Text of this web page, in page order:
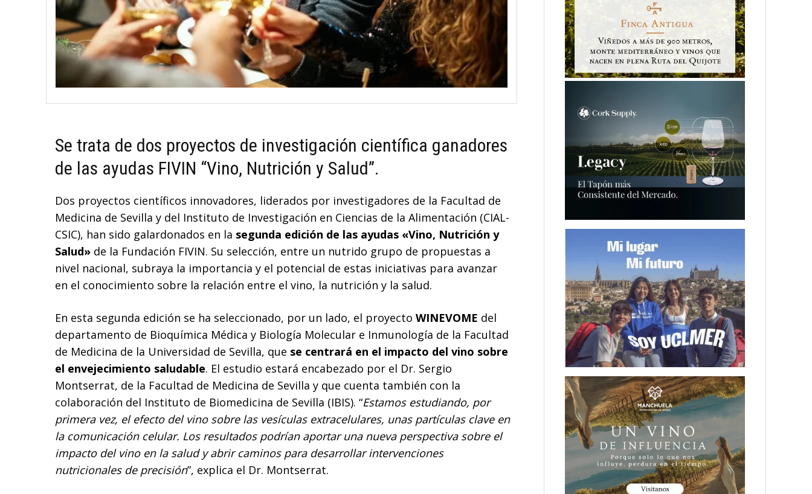
Se trata de dos proyectos de investigación científica ganadores
de las ayudas FIVIN “Vino, Nutrición y Salud”.
Dos proyectos científicos innovadores, liderados por investigadores de la Facultad de
Medicina de Sevilla y del Instituto de Investigación en Ciencias de la Alimentación (CIAL-
CSIC), han sido galardonados en la segunda edición de las ayudas «Vino, Nutrición y
Salud» de la Fundación FIVIN. Su selección, entre un nutrido grupo de propuestas a
nivel nacional, subraya la importancia y el potencial de estas iniciativas para avanzar
en el conocimiento sobre la relación entre el vino, la nutrición y la salud.
En esta segunda edición se ha seleccionado, por un lado, el proyecto WINEVOME del
departamento de Bioquímica Médica y Biología Molecular e Inmunología de la Facultad
de Medicina de la Universidad de Sevilla, que se centrará en el impacto del vino sobre
el envejecimiento saludable. El estudio estará encabezado por el Dr. Sergio
Montserrat, de la Facultad de Medicina de Sevilla y que cuenta también con la
colaboración del Instituto de Biomedicina de Sevilla (IBIS). “Estamos estudiando, por
primera vez, el efecto del vino sobre las vesículas extracelulares, unas partículas clave en
la comunicación celular. Los resultados podrían aportar una nueva perspectiva sobre el
impacto del vino en la salud y abrir caminos para desarrollar intervenciones
nutricionales de precisión”, explica el Dr. Montserrat.